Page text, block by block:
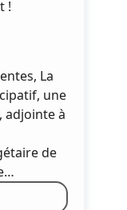
!
La
une
adjointe à
de